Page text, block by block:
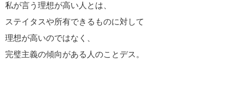
私が言う理想が高い人とは、
ステイタスや所有できるものに対して
理想が高いのではなく、
完璧主義の傾向がある人のことデス。